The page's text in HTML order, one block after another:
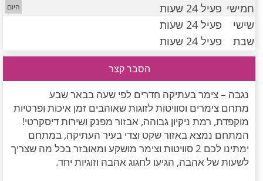
חמישי פעיל 24 שעות
שישי
פעיל 24 שעות
שבת
פעיל 24 שעות
הסבר קצר
נגבה – צימר בעתיקה חדרים לפי שעה בבאר שבע
מתחם צימרים וסוויטות לזוגות שאוהבים זמן איכות ופרטיות
מוקפדת, רמת ניקיון גבוהה, אבזור מפנק ושירות דיסקרטי!
המתחם נמצא באזור שקט וצדי בעיר העתיקה, במתחם
ימתינו לכם 2 סוויטות וצימר מושקע ומאובזר בכל מה שצריך
לשעות של אהבה, הגיעו לחגוג אהבה וזוגיות יחד.